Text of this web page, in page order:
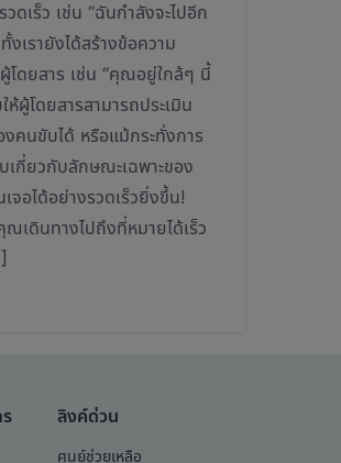
ดเร็ว เช่น “ฉันกำลังจะไปอีก
งเรายังได้สร้างข้อความ
โดยสาร เช่น “คุณอยู่ใกล้ๆ นี้
ห้ผู้โดยสารสามารถประเมิน
งคนขับได้ หรือแม้กระทั่งการ
เกี่ยวกับลักษณะเฉพาะของ
จอได้อย่างรวดเร็วยิ่งขึ้น!
เดินทางไปถึงที่หมายได้เร็ว
ลิงค์ด่วน
ศูนย์ช่วยเหลือ